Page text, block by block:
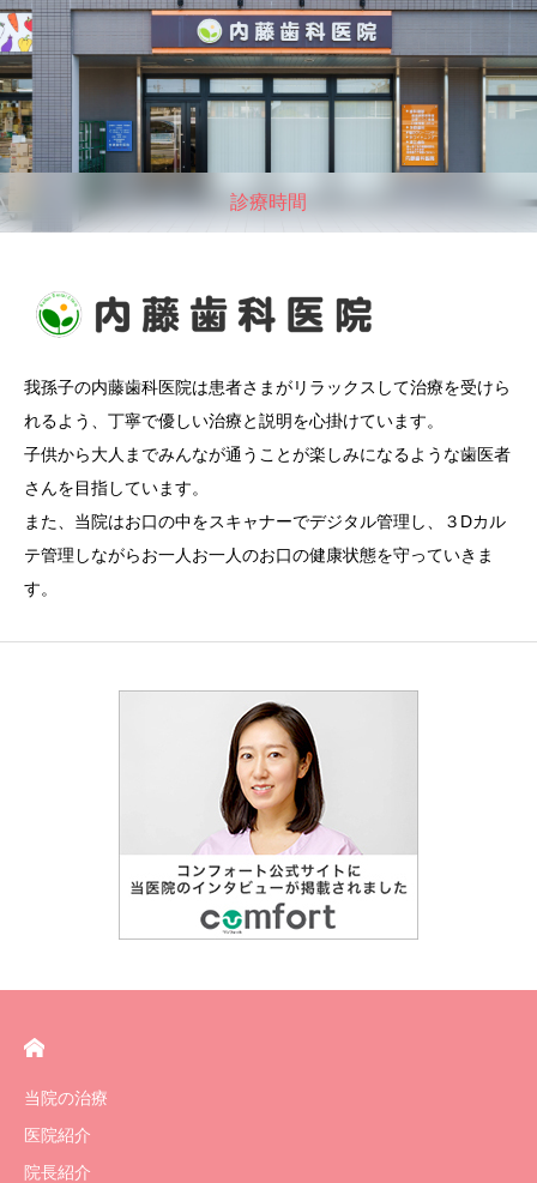
診療時間
我孫子の内藤歯科医院は患者さまがリラックスして治療を受けら
れるよう、丁寧で優しい治療と説明を心掛けています。
子供から大人までみんなが通うことが楽しみになるような歯医者
さんを目指しています。
また、当院はお口の中をスキャナーでデジタル管理し、３Dカル
テ管理しながらお一人お一人のお口の健康状態を守っていきま
す。
当院の治療
医院紹介
院長紹介